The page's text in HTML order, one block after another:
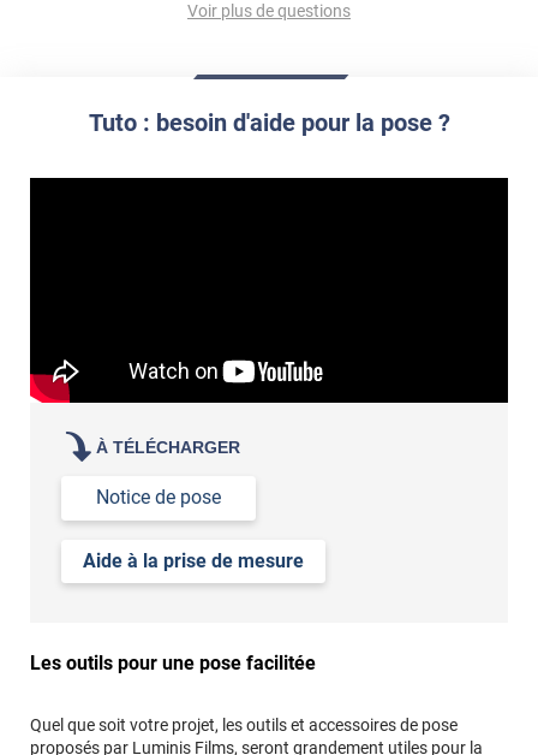
impression personnalisée
Voir plus de questions
Tuto : besoin d'aide pour la pose ?
À TÉLÉCHARGER
Notice de pose
Aide à la prise de mesure
Les outils pour une pose facilitée
Quel que soit votre projet, les outils et accessoires de pose
proposés par Luminis Films, seront grandement utiles pour la